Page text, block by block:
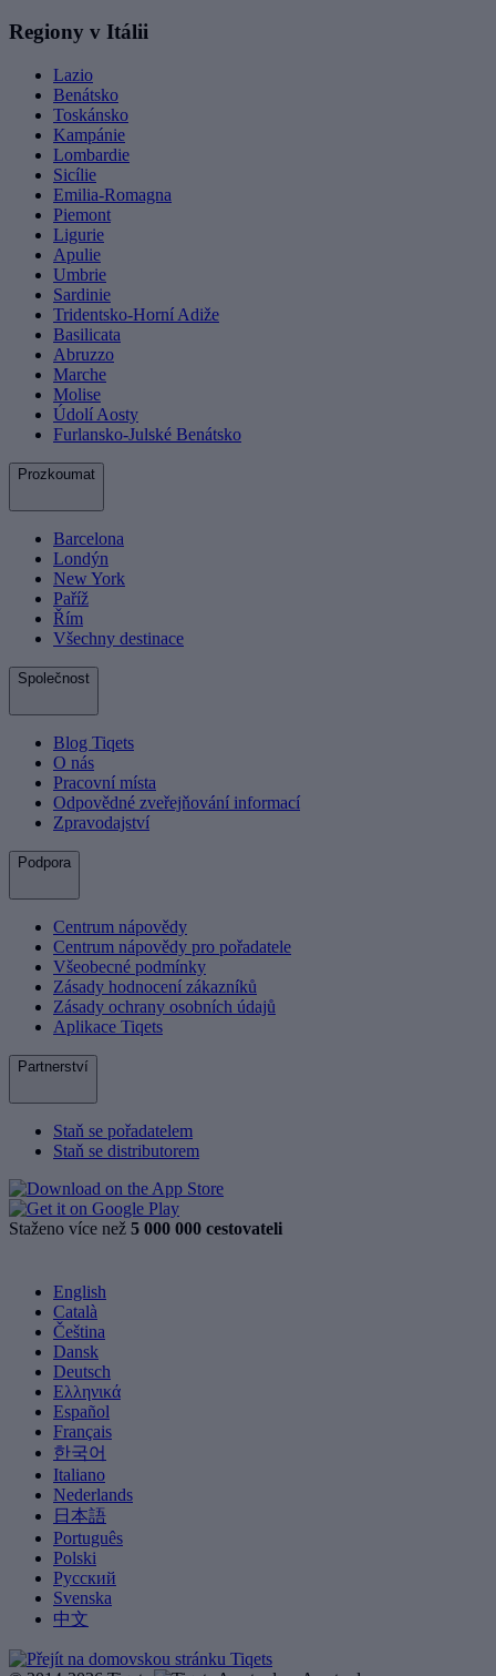
Regiony v Itálii
Lazio
Benátsko
Toskánsko
Kampánie
Lombardie
Sicílie
Emilia-Romagna
Piemont
Ligurie
Apulie
Umbrie
Sardinie
Tridentsko-Horní Adiže
Basilicata
Abruzzo
Marche
Molise
Údolí Aosty
Furlansko-Julské Benátsko
Prozkoumat
Barcelona
Londýn
New York
Paříž
Řím
Všechny destinace
Společnost
Blog Tiqets
O nás
Pracovní místa
Odpovědné zveřejňování informací
Zpravodajství
Podpora
Centrum nápovědy
Centrum nápovědy pro pořadatele
Všeobecné podmínky
Zásady hodnocení zákazníků
Zásady ochrany osobních údajů
Aplikace Tiqets
Partnerství
Staň se pořadatelem
Staň se distributorem
Staženo více než 5 000 000 cestovateli
English
Català
Čeština
Dansk
Deutsch
Ελληνικά
Español
Français
한국어
Italiano
Nederlands
日本語
Português
Polski
Русский
Svenska
中文